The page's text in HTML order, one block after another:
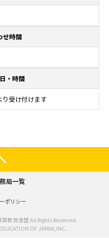
せ時間
・時間
受け付けます
局一覧
ポリシー
教育連盟 All Rights Reserved.
OF JAPAN,INC．